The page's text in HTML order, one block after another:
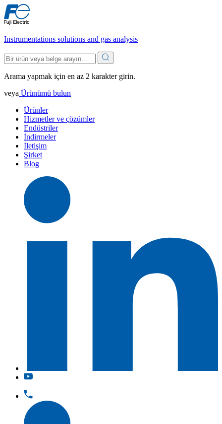
Instrumentations solutions and gas analysis
Arama yapmak için en az 2 karakter girin.
veya Ürünümü bulun
Ürünler
Hizmetler ve çözümler
Endüstriler
İndirmeler
İletişim
Şirket
Blog